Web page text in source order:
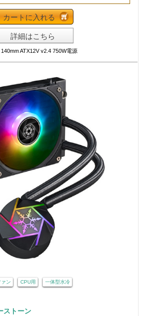
カートに入れる
詳細はこちら
ATX12V v2.4 750W電源
ン CPU用 一体型水冷
ストーン